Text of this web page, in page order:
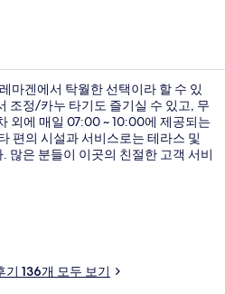
마겐에서 탁월한 선택이라 할 수 있
조정/카누 타기도 즐기실 수 있고, 무
외에 매일 07:00 ~ 10:00에 제공되는
편의 시설과 서비스로는 테라스 및
많은 분들이 이곳의 친절한 고객 서비
기 136개 모두 보기